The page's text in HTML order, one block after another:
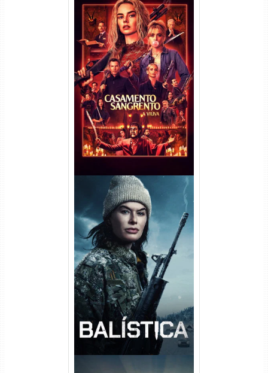
Casamento Sangrento: A
Viúva Torrent (2026) WEB-DL
720p/1080p/4K Dual Áudio
Balística Torrent (2025) WEB-
DL 1080p Dual Áudio